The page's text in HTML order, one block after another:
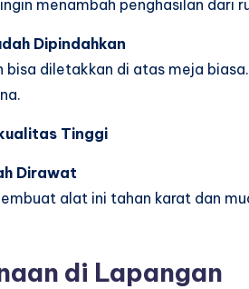
menambah penghasilan dari
Dipindahkan
bisa diletakkan di atas meja
Tinggi
Dirawat
alat ini tahan karat dan
di Lapangan